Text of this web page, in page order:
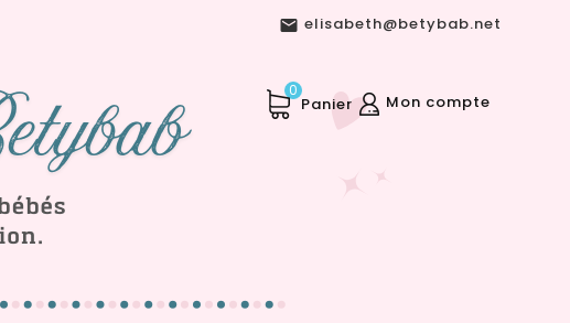
 elisabeth@betybab.net
Mon compte
Panier
0